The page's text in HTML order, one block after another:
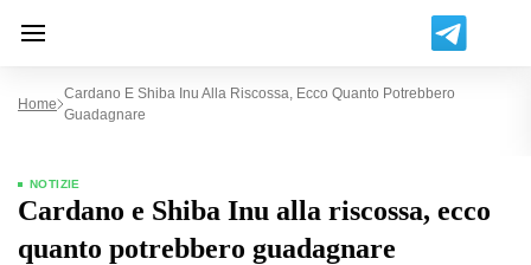
Home
Cardano E Shiba Inu Alla Riscossa, Ecco Quanto Potrebbero
Guadagnare
NOTIZIE
Cardano e Shiba Inu alla riscossa, ecco
quanto potrebbero guadagnare